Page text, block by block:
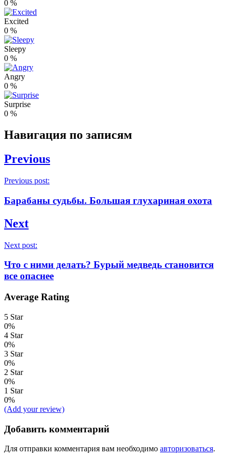
0 %
Excited
0 %
Sleepy
0 %
Angry
0 %
Surprise
0 %
Навигация по записям
Previous
Previous post:
Барабаны судьбы. Большая глухариная охота
Next
Next post:
Что с ними делать? Бурый медведь становится
все опаснее
Average Rating
5 Star
0%
4 Star
0%
3 Star
0%
2 Star
0%
1 Star
0%
(Add your review)
Добавить комментарий
Для отправки комментария вам необходимо авторизоваться.